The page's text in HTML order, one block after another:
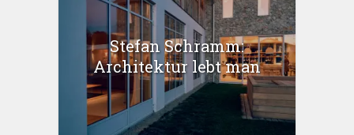
Stefan Schramm:
Architektur lebt man